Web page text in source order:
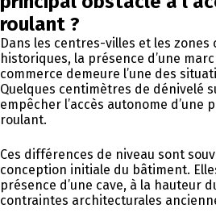
roulant ?
Dans les centres-villes et les zones
historiques, la présence d’une
commerce demeure l’une des
Quelques centimètres de dénivelé
empêcher l’accès autonome d’une
roulant.
Ces différences de niveau sont
conception initiale du bâtiment.
présence d’une cave, à la hauteur
contraintes architecturales